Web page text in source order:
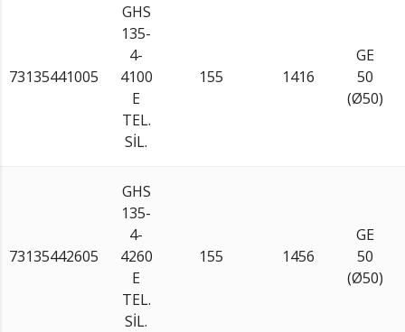
73135441005
GHS
135-
4-
4100
E
TEL.
SİL.
155 1416
GE
50
(Ø50)
73135442605
GHS
135-
4-
4260
E
TEL.
SİL.
155 1456
GE
50
(Ø50)